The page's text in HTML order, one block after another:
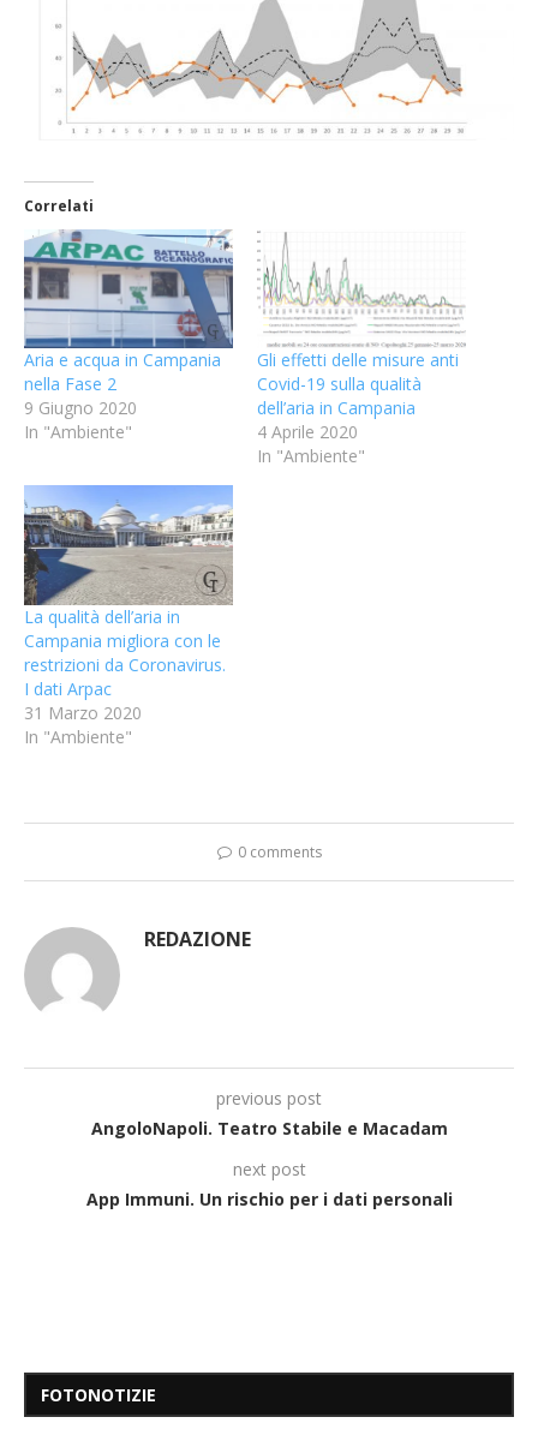
Correlati
Aria e acqua in Campania
nella Fase 2
9 Giugno 2020
In "Ambiente"
Gli effetti delle misure anti
Covid-19 sulla qualità
dell’aria in Campania
4 Aprile 2020
In "Ambiente"
La qualità dell’aria in
Campania migliora con le
restrizioni da Coronavirus.
I dati Arpac
31 Marzo 2020
In "Ambiente"
0 comments
REDAZIONE
previous post
AngoloNapoli. Teatro Stabile e Macadam
next post
App Immuni. Un rischio per i dati personali
FOTONOTIZIE